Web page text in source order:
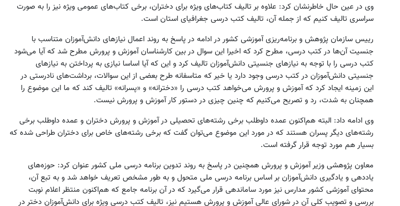
وی در عین حال خاطرنشان کرد: علاوه بر تالیف کتاب‌های ویژه برای دختران، برخی کتاب‌های عمومی ویژه نیز را به صورت
سراسری تالیف کنیم که از جمله آن، تالیف کتب درسی جغرافیای استان است.
رییس سازمان پژوهش و برنامه‌ریزی آموزشی کشور در ادامه در پاسخ به روند اعمال نیازهای دانش‌آموزان متناسب با
جنسیت آن‌ها در کتب درسی، مطرح کرد که اخیرا این سوال در بین کارشناسان آموزش و پرورش مطرح شد که آیا می‌شود
کتب درسی را با توجه به نیازهای جنسیتی دانش‌آموزان تالیف کرد و این که آیا اساسا نیازی به پرداختن به نیازهای
جنسیتی دانش‌آموزان در کتب درسی وجود دارد یا خیر که متاسفانه طرح بعضی از این سوالات، برداشت‌های نادرستی در
این زمینه ایجاد کرد که آموزش و پرورش می‌خواهد کتب‌ درسی را «دخترانه» و «پسرانه» تالیف کند که ما این موضوع را
همچنان به شدت، رد و تصریح می‌کنیم که چنین چیزی در دستور کار آموزش و پرورش نیست.
وی ادامه داد: البته هم‌اکنون عمده داوطلب برخی رشته‌های تحصیلی در آموزش و پرورش دختران و عمده داوطلب برخی
رشته‌های دیگر پسران هستند که در مورد این موضوع می‌توان گفت که برخی رشته‌های خاص برای دختران طراحی شده که
بسیار هم مورد توجه قرار گرفته است.
معاون پژوهشی وزیر آموزش و پرورش همچنین در پاسخ به روند تدوین برنامه درسی ملی کشور عنوان کرد: حوزه‌های
یاددهی و یادگیری دانش‌آموزان بر اساس برنامه درسی ملی متحول و به طور مشخص تعریف خواهد شد و به تبع آن،
محتوای آموزشی کشور مدارس نیز مورد ساماندهی قرار می‌گیرد که در آن برنامه جامع که هم‌اکنون منتظر اعلام نوبت
بررسی و تصویب کلی آن در شورای عالی آموزش و پرورش هستیم نیز، تالیف کتب درسی ویژه برای دانش‌آموزان دختر در